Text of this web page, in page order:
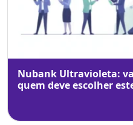
Nubank Ultravioleta:
quem deve escolher